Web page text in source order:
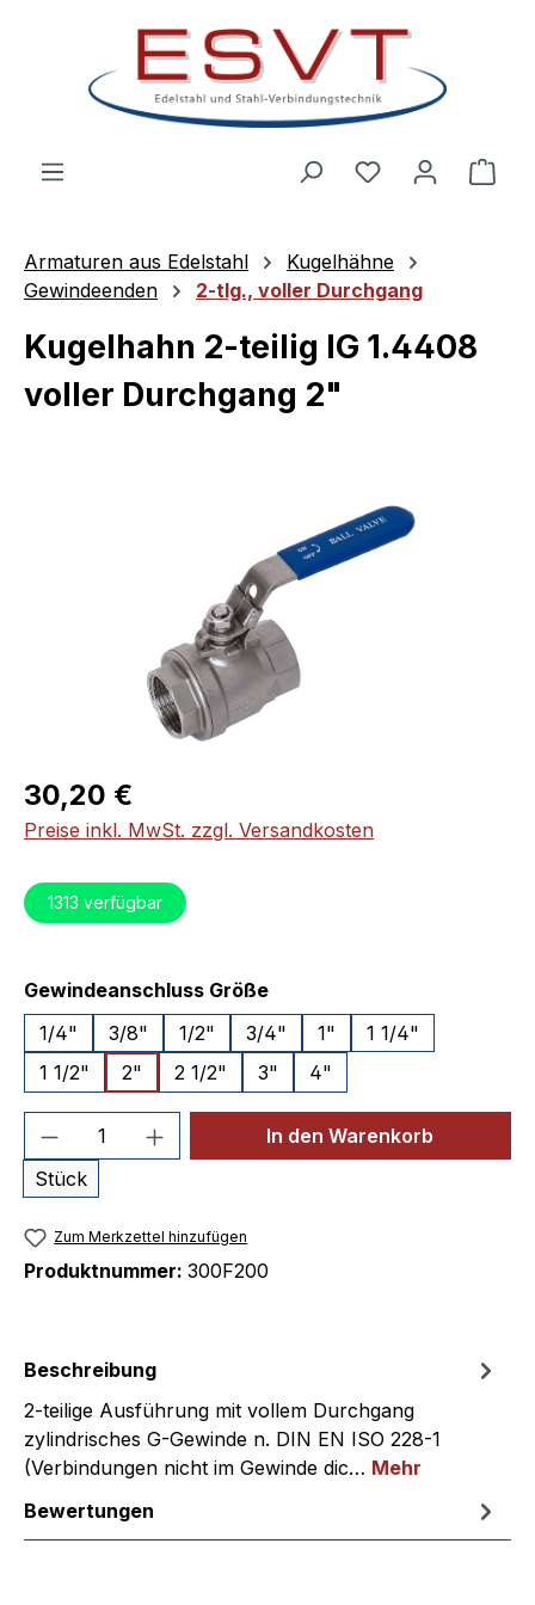
Zum Hauptinhalt springen
Armaturen aus Edelstahl
Kugelhähne
Gewindeenden
2-tlg., voller Durchgang
Kugelhahn 2-teilig IG 1.4408
voller Durchgang 2"
Regulärer Preis:
30,20 €
Preise inkl. MwSt. zzgl. Versandkosten
1313 verfügbar
Gewindeanschluss Größeauswählen
1/4"
3/8" 1/2" 3/4" 1"
1 1/4"
1 1/2"
2" 2 1/2" 3" 4"
Produkt Anzahl: Gib den
Stück
In den Warenkorb
Zum Merkzettel hinzufügen
Produktnummer: 300F200
Beschreibung
2-teilige Ausführung mit vollem Durchgang
zylindrisches G-Gewinde n. DIN EN ISO 228-1
(Verbindungen nicht im Gewinde dic… Mehr
Bewertungen